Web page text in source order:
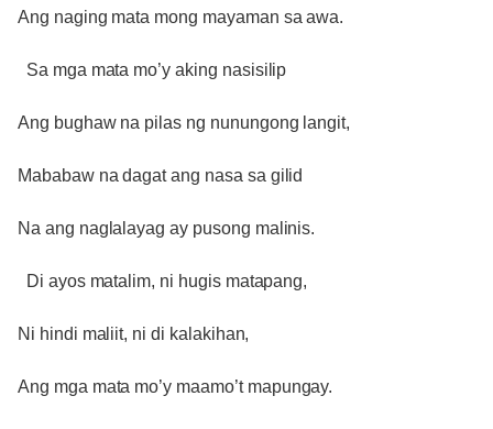
Ang naging mata mong mayaman sa awa.
Sa mga mata mo’y aking nasisilip
Ang bughaw na pilas ng nunungong langit,
Mababaw na dagat ang nasa sa gilid
Na ang naglalayag ay pusong malinis.
Di ayos matalim, ni hugis matapang,
Ni hindi maliit, ni di kalakihan,
Ang mga mata mo’y maamo’t mapungay.